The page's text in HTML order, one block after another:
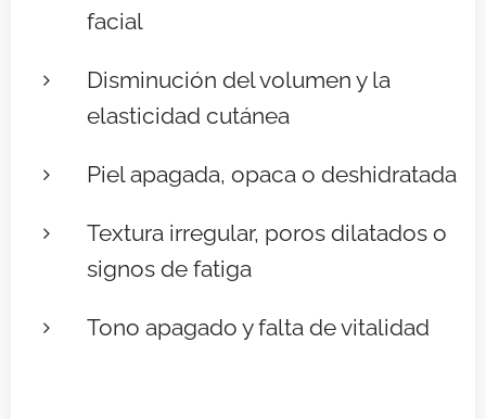
facial
Disminución del volumen y la
elasticidad cutánea
Piel apagada, opaca o deshidratada
Textura irregular, poros dilatados o
signos de fatiga
Tono apagado y falta de vitalidad